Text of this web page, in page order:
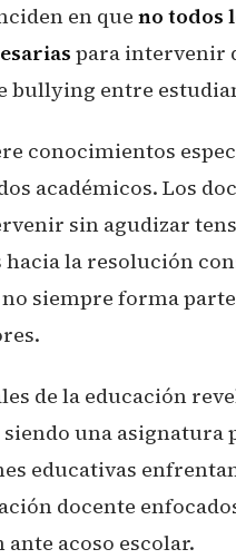
en que no todos
para intervenir
bullying entre
conocimientos
académicos. Los
sin agudizar
hacia la resolución
siempre forma
de la educación
una asignatura
educativas
docente
acoso escolar.